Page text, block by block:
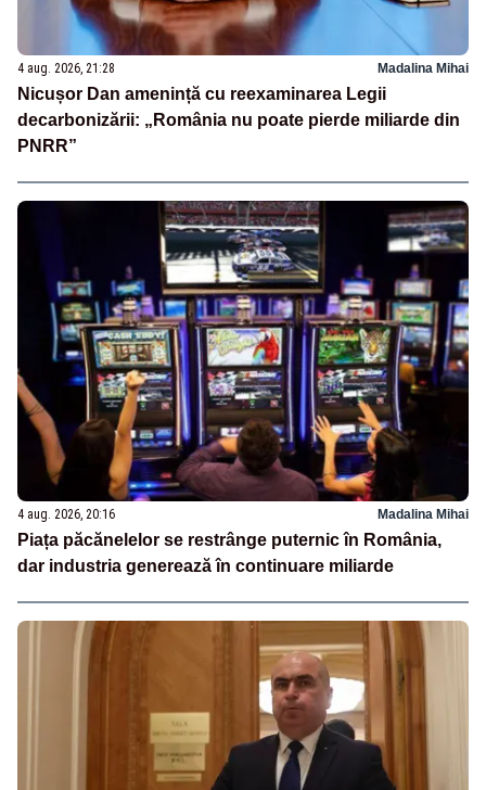
4 aug. 2026, 21:28 Madalina Mihai
Nicușor Dan amenință cu reexaminarea Legii
decarbonizării: „România nu poate pierde miliarde din
PNRR”
4 aug. 2026, 20:16 Madalina Mihai
Piața păcănelelor se restrânge puternic în România,
dar industria generează în continuare miliarde